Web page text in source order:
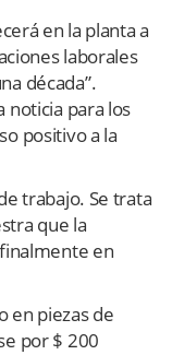
en la planta a
laborales
década”.
noticia para los
positivo a la
trabajo. Se trata
que la
en
en piezas de
por $ 200